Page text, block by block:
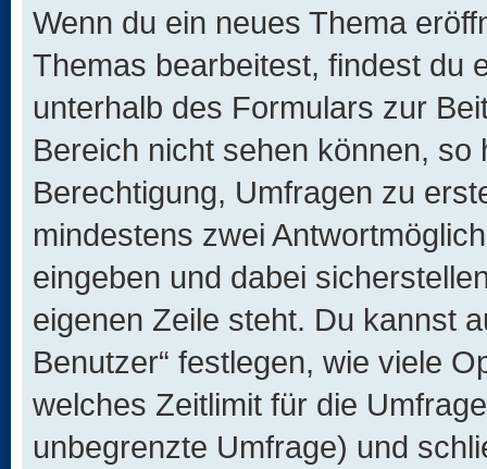
Wenn du ein neues Thema
Themas bearbeitest, findest du
unterhalb des Formulars zur
Bereich nicht sehen können,
Berechtigung, Umfragen zu
mindestens zwei
eingeben und dabei
eigenen Zeile steht. Du kannst
Benutzer“ festlegen, wie viele
welches Zeitlimit für die
unbegrenzte Umfrage) und